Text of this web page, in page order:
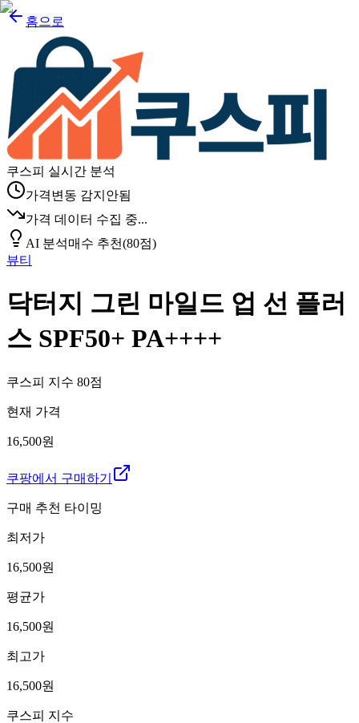
홈으로
쿠스피 실시간 분석
가격변동 감지안됨
가격 데이터 수집 중...
AI 분석매수 추천(80점)
뷰티
닥터지 그린 마일드 업 선 플러
스 SPF50+ PA++++
쿠스피 지수 80점
현재 가격
16,500원
쿠팡에서 구매하기
구매 추천 타이밍
최저가
16,500원
평균가
16,500원
최고가
16,500원
쿠스피 지수